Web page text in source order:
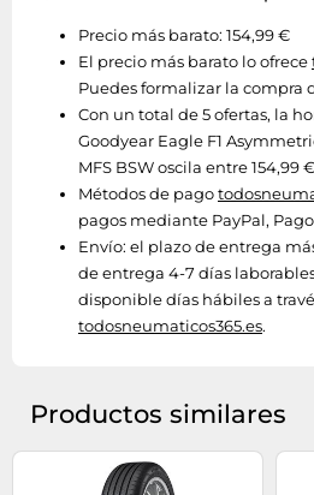
Precio más barato: 154,99 €
El precio más barato lo ofrece
Puedes formalizar la compra
Con un total de 5 ofertas, la
Goodyear Eagle F1
MFS BSW oscila entre 154,99
Métodos de pago
pagos mediante PayPal,
Envío: el plazo de entrega
de entrega 4-7 días
disponible días hábiles a
todosneumaticos365.es.
Productos similares